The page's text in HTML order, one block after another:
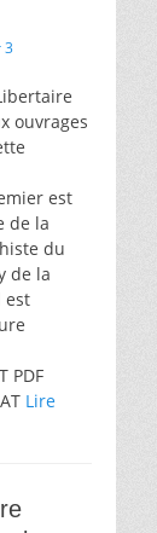
3
ouvrages
est
de la
du
de la
est
PDF
Lire